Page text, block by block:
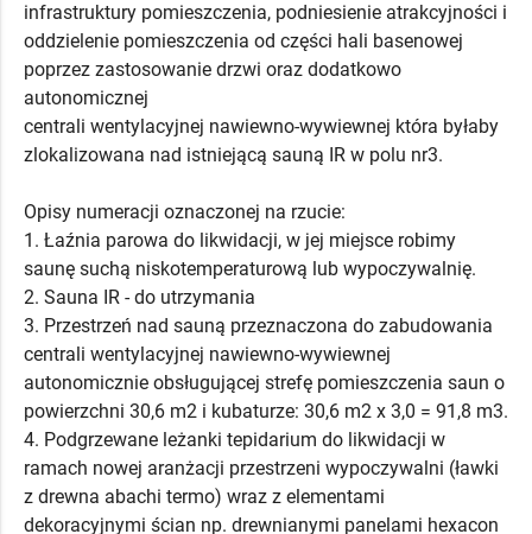
infrastruktury pomieszczenia, podniesienie atrakcyjności i
oddzielenie pomieszczenia od części hali basenowej
poprzez zastosowanie drzwi oraz dodatkowo
autonomicznej
centrali wentylacyjnej nawiewno-wywiewnej która byłaby
zlokalizowana nad istniejącą sauną IR w polu nr3.
Opisy numeracji oznaczonej na rzucie:
1. Łaźnia parowa do likwidacji, w jej miejsce robimy
saunę suchą niskotemperaturową lub wypoczywalnię.
2. Sauna IR - do utrzymania
3. Przestrzeń nad sauną przeznaczona do zabudowania
centrali wentylacyjnej nawiewno-wywiewnej
autonomicznie obsługującej strefę pomieszczenia saun o
powierzchni 30,6 m2 i kubaturze: 30,6 m2 x 3,0 = 91,8 m3.
4. Podgrzewane leżanki tepidarium do likwidacji w
ramach nowej aranżacji przestrzeni wypoczywalni (ławki
z drewna abachi termo) wraz z elementami
dekoracyjnymi ścian np. drewnianymi panelami hexacon